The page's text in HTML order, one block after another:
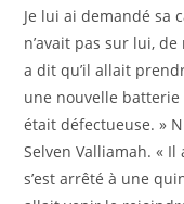
Je lui ai demandé sa
n’avait pas sur lui,
a dit qu’il allait
une nouvelle batterie
était défectueuse. »
Selven Valliamah. « Il
s’est arrêté à une